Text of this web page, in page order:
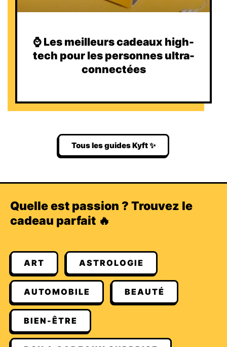
⌚️ Les meilleurs cadeaux high-
tech pour les personnes ultra-
connectées
Tous les guides Kyft ✨
Quelle est passion ? Trouvez le
cadeau parfait 🔥
ART ASTROLOGIE
AUTOMOBILE BEAUTÉ
BIEN-ÊTRE